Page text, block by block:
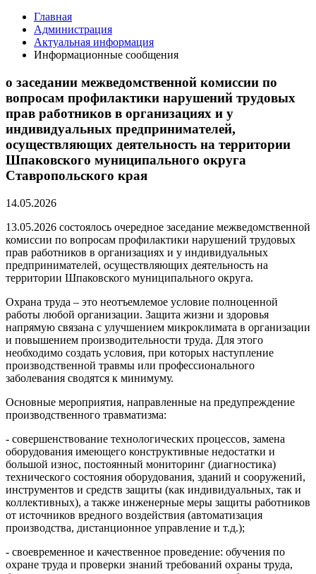
Главная
Администрация
Актуальная информация
Информационные сообщения
о заседании межведомственной комиссии по
вопросам профилактики нарушений трудовых
прав работников в организациях и у
индивидуальных предпринимателей,
осуществляющих деятельность на территории
Шпаковского муниципального округа
Ставропольского края
14.05.2026
13.05.2026 состоялось очередное заседание межведомственной
комиссии по вопросам профилактики нарушений трудовых
прав работников в организациях и у индивидуальных
предпринимателей, осуществляющих деятельность на
территории Шпаковского муниципального округа.
Охрана труда – это неотъемлемое условие полноценной
работы любой организации. Защита жизни и здоровья
напрямую связана с улучшением микроклимата в организации
и повышением производительности труда. Для этого
необходимо создать условия, при которых наступление
производственной травмы или профессионального
заболевания сводятся к минимуму.
Основные мероприятия, направленные на предупреждение
производственного травматизма:
- совершенствование технологических процессов, замена
оборудования имеющего конструктивные недостатки и
большой износ, постоянный мониторинг (диагностика)
технического состояния оборудования, зданий и сооружений,
инструментов и средств защиты (как индивидуальных, так и
коллективных), а также инженерные меры защиты работников
от источников вредного воздействия (автоматизация
производства, дистанционное управление и т.д.);
- своевременное и качественное проведение: обучения по
охране труда и проверки знаний требований охраны труда,